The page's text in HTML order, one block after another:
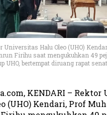
n
9
P
j
a
t
N
Universitas Halu Oleo (UHO)
Firihu saat mengukuhkan 49
UHO, bertempat diruang rapat
KENDARI – Rektor
(UHO) Kendari, Prof